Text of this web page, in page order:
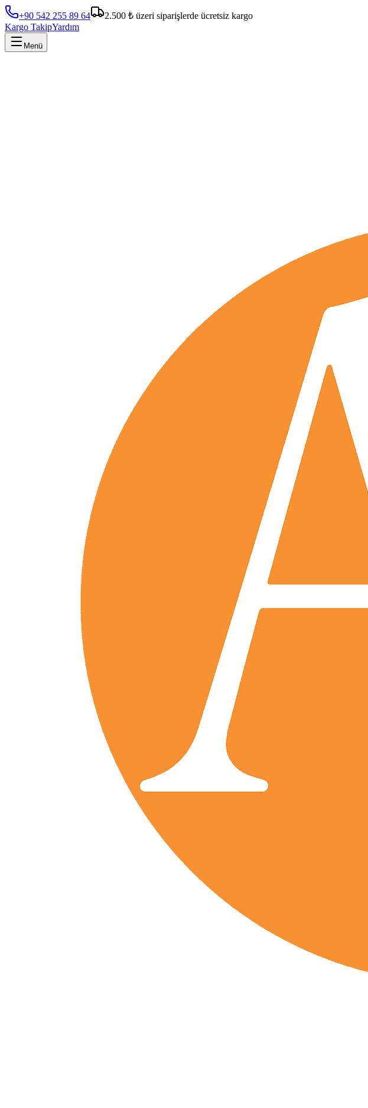
+90 542 255 89 64
2.500 ₺ üzeri siparişlerde ücretsiz kargo
Kargo TakipYardım
Menü